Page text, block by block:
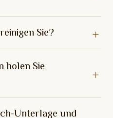
Sie?
holen Sie
Unterlage und